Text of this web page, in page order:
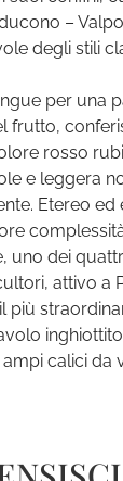
–
degli stili
per
frutto,
rosso
e leggera
Etereo
uno dei
attivo
più
ampi calici da